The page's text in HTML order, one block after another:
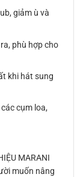
giảm ù và
phù hợp cho
khi hát sung
cụm loa,
MARANI
muốn nâng